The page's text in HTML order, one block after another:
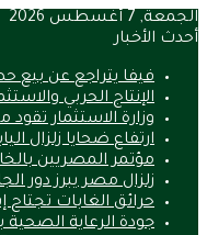
الجمعة, 7 أغسطس 2026
أحدث الأخبار
فيفا يتراجع عن بيع
الإنتاج الحربي
وزارة الاستثمار
ارتفاع ضحايا زلزال اليابان إلى 17 قتيلًا مع تفاقم
مؤتمر المصريين
زلزال مصر يبرز دور
حرائق الغابات
جودة الرعاية